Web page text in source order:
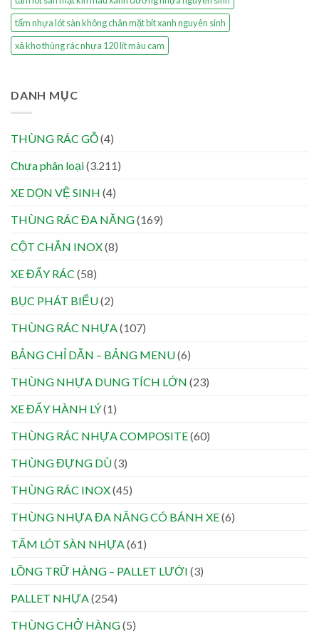
tấm nhựa lót sàn không chân mặt bít xanh nguyên sinh
xả kho thùng rác nhựa 120 lít màu cam
DANH MỤC
THÙNG RÁC GỖ(4)
Chưa phân loại(3.211)
XE DỌN VỆ SINH (4)
THÙNG RÁC ĐA NĂNG(169)
CỘT CHẮN INOX(8)
XE ĐẨY RÁC (58)
BỤC PHÁT BIỂU(2)
THÙNG RÁC NHỰA (107)
BẢNG CHỈ DẪN – BẢNG MENU(6)
THÙNG NHỰA DUNG TÍCH LỚN (23)
XE ĐẨY HÀNH LÝ(1)
THÙNG RÁC NHỰA COMPOSITE(60)
THÙNG ĐỰNG DÙ(3)
THÙNG RÁC INOX(45)
THÙNG NHỰA ĐA NĂNG CÓ BÁNH XE(6)
TẤM LÓT SÀN NHỰA (61)
LỒNG TRỮ HÀNG – PALLET LƯỚI (3)
PALLET NHỰA (254)
THÙNG CHỞ HÀNG(5)